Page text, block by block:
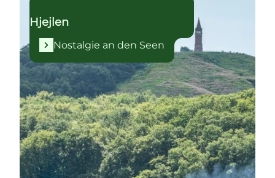
Hjejlen
Nostalgie an den Seen